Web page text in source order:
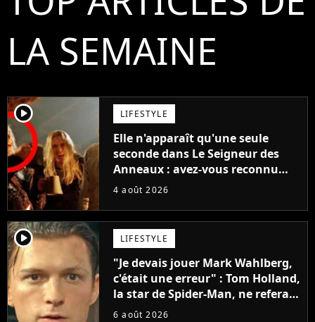
LA SEMAINE
player2 LIFESTYLE
Elle n'apparaît qu'une seule
seconde dans Le Seigneur des
Anneaux : avez-vous reconnu
cette légende du cinéma dans la
4 août 2026
player2 LIFESTYLE
"Je devais jouer Mark Wahlberg,
c'était une erreur" : Tom Holland,
la star de Spider-Man, ne referait
pas ce blockbuster
6 août 2026